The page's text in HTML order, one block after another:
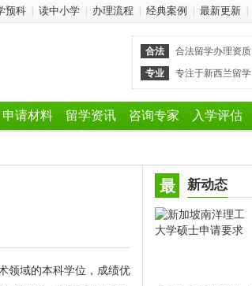
预科 读中小学 办理流程 经典案例 最新更新
合法 合法留学办理资质
专业
专注于新西兰留学
申请材料 留学资讯 咨询专家 入学评估
领域的本科学位，成绩优
最 新动态